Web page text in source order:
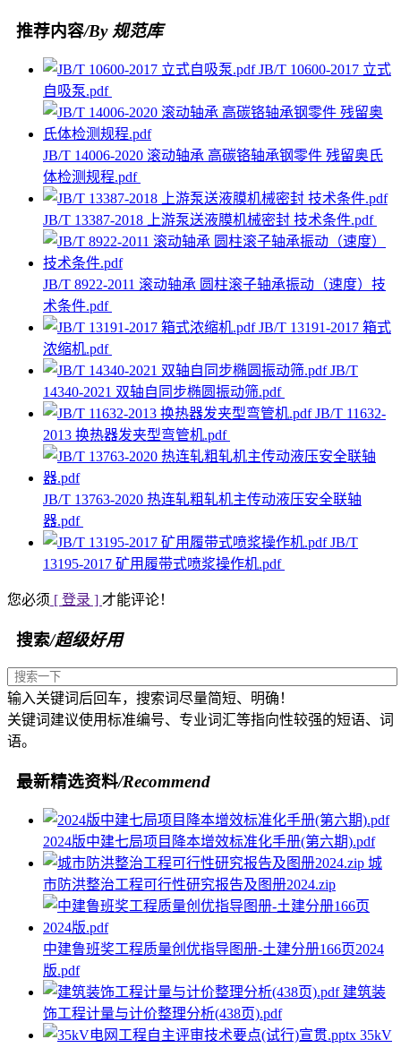
推荐内容/By 规范库
JB/T 10600-2017 立式
自吸泵.pdf
JB/T 14006-2020 滚动轴承 高碳铬轴承钢零件 残留奥氏
体检测规程.pdf
JB/T 13387-2018 上游泵送液膜机械密封 技术条件.pdf
JB/T 8922-2011 滚动轴承 圆柱滚子轴承振动（速度）技
术条件.pdf
JB/T 13191-2017 箱式
浓缩机.pdf
JB/T
14340-2021 双轴自同步椭圆振动筛.pdf
JB/T 11632-
2013 换热器发夹型弯管机.pdf
JB/T 13763-2020 热连轧粗轧机主传动液压安全联轴
器.pdf
JB/T
13195-2017 矿用履带式喷浆操作机.pdf
您必须 [ 登录 ] 才能评论！
搜索/超级好用
输入关键词后回车，搜索词尽量简短、明确！
关键词建议使用标准编号、专业词汇等指向性较强的短语、词
语。
最新精选资料/Recommend
2024版中建七局项目降本增效标准化手册(第六期).pdf
城
市防洪整治工程可行性研究报告及图册2024.zip
中建鲁班奖工程质量创优指导图册-土建分册166页2024
版.pdf
建筑装
饰工程计量与计价整理分析(438页).pdf
35kV